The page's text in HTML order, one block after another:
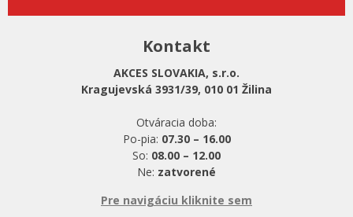
Kontakt
AKCES SLOVAKIA, s.r.o.
Kragujevská 3931/39, 010 01 Žilina
Otváracia doba:
Po-pia: 07.30 – 16.00
So: 08.00 – 12.00
Ne: zatvorené
Pre navigáciu kliknite sem